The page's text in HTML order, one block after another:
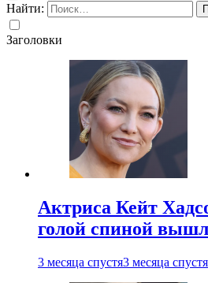
Найти:
Заголовки
Актриса Кейт
голой спиной
3 месяца спустя3 месяца спустя